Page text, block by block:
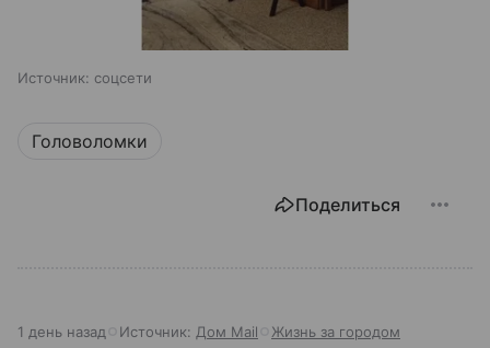
Источник: соцсети
Головоломки
Поделиться
1 день назад Источник: Дом Mail Жизнь за городом